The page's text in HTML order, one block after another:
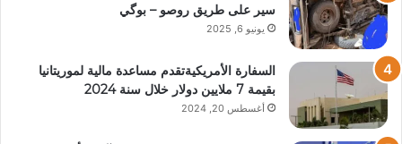
سير على طريق روصو – بوگي
يونيو 6, 2025
السفارة الأمريكيةتقدم مساعدة مالية لموريتانيا
بقيمة 7 ملايين دولار خلال سنة 2024
أغسطس 20, 2024